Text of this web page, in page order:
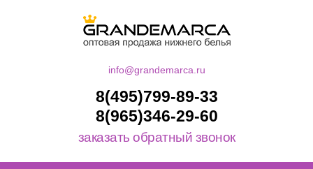
info@grandemarca.ru
8(495)799-89-33
8(965)346-29-60
заказать обратный звонок